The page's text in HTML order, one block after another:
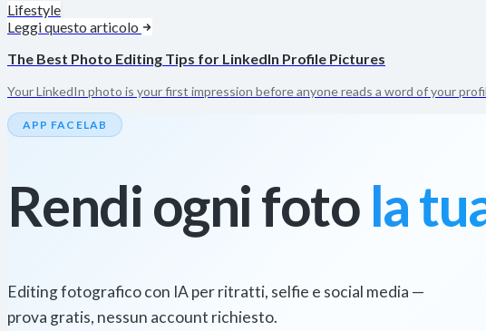
Lifestyle
Leggi questo articolo
The Best Photo Editing Tips for LinkedIn Profile Pictures
Your LinkedIn photo is your first impression before anyone reads a word of your
APP FACELAB
Rendi ogni foto la
Editing fotografico con IA per ritratti, selfie e social media —
prova gratis, nessun account richiesto.